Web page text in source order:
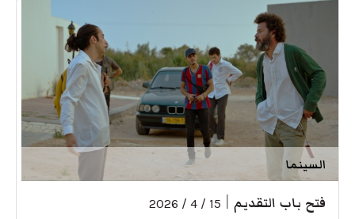
السينما
فتح باب التقديم 15 / 4 / 2026